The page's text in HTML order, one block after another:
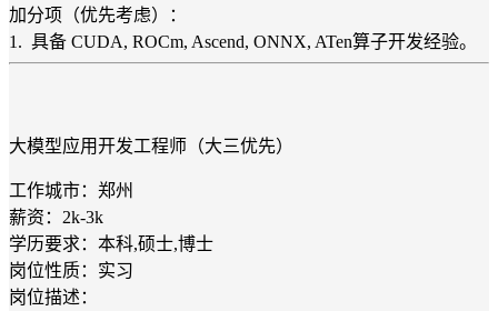
加分项（优先考虑）：
1. 具备 CUDA, ROCm, Ascend, ONNX, ATen算子开发经验。
大模型应用开发工程师（大三优先）
工作城市：郑州
薪资：2k-3k
学历要求：本科,硕士,博士
岗位性质：实习
岗位描述：